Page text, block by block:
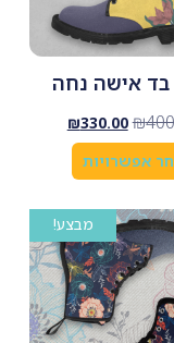
בד אישה נחה
₪
₪330.00
אפשרויות
מבצע!